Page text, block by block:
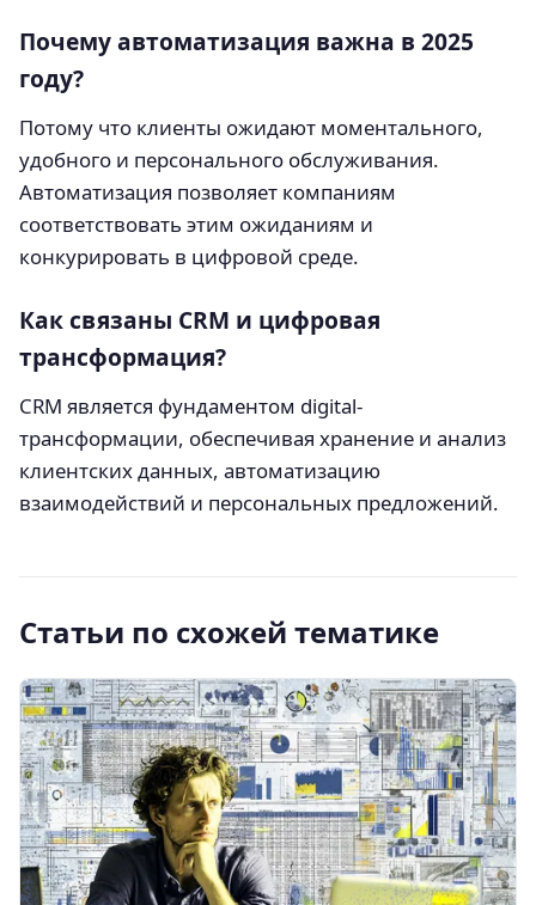
Почему автоматизация важна в 2025
году?
Потому что клиенты ожидают моментального,
удобного и персонального обслуживания.
Автоматизация позволяет компаниям
соответствовать этим ожиданиям и
конкурировать в цифровой среде.
Как связаны CRM и цифровая
трансформация?
CRM является фундаментом digital-
трансформации, обеспечивая хранение и анализ
клиентских данных, автоматизацию
взаимодействий и персональных предложений.
Статьи по схожей тематике